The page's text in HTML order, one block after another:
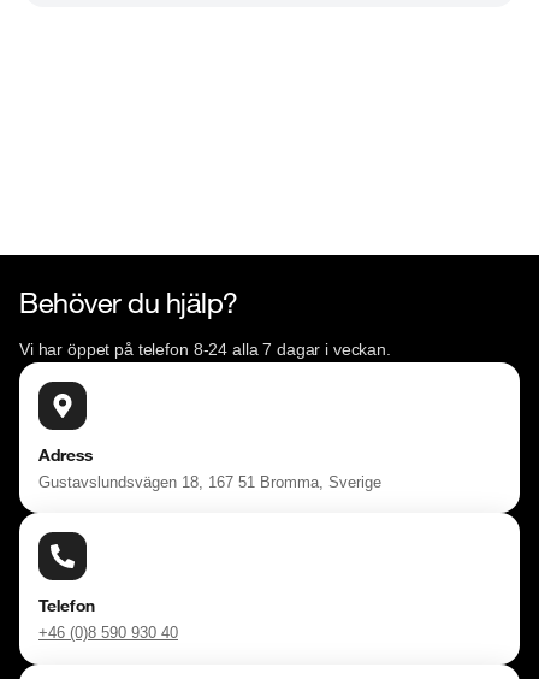
Behöver du hjälp?
Vi har öppet på telefon 8-24 alla 7 dagar i veckan.
Adress
Gustavslundsvägen 18, 167 51 Bromma, Sverige
Telefon
+46 (0)8 590 930 40